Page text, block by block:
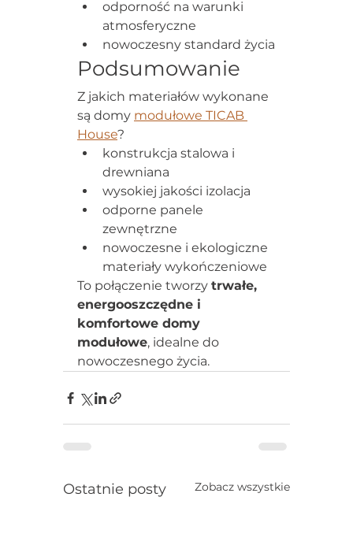
odporność na warunki
atmosferyczne
nowoczesny standard życia
Podsumowanie
Z jakich materiałów wykonane
są domy modułowe TICAB
House?
konstrukcja stalowa i
drewniana
wysokiej jakości izolacja
odporne panele
zewnętrzne
nowoczesne i ekologiczne
materiały wykończeniowe
To połączenie tworzy trwałe,
energooszczędne i
komfortowe domy
modułowe, idealne do
nowoczesnego życia.
Ostatnie posty Zobacz wszystkie